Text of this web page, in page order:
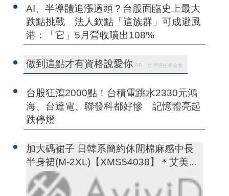
AI、半導體追漲過頭？台股面臨史上最大
跌點挑戰 法人欽點「這族群」可成避風
港：「它」5月營收噴出108%
做到這點才有資格說愛你 PR・台灣癌症基金會
台股狂瀉2000點！台積電跳水2330元鴻
海、台達電、聯發科都好慘 記憶體亮起
跌停燈
加大碼裙子 日韓系簡約休閒棉麻感中長
半身裙(M-2XL)【XMS54038】＊艾美時
尚(現+預)